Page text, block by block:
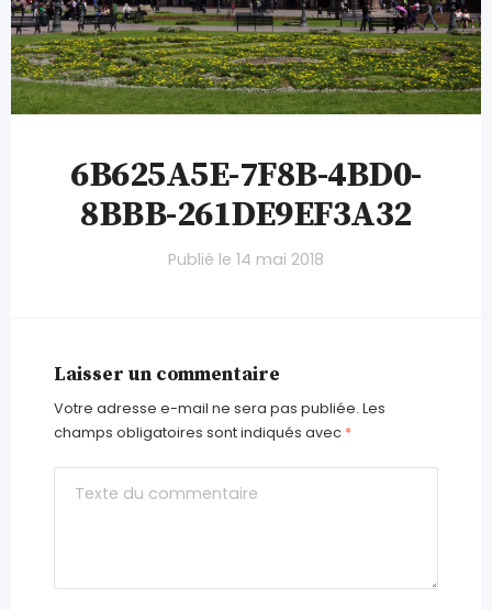
6B625A5E-7F8B-4BD0-
8BBB-261DE9EF3A32
Publié le 14 mai 2018
Laisser un commentaire
Votre adresse e-mail ne sera pas publiée. Les
champs obligatoires sont indiqués avec *